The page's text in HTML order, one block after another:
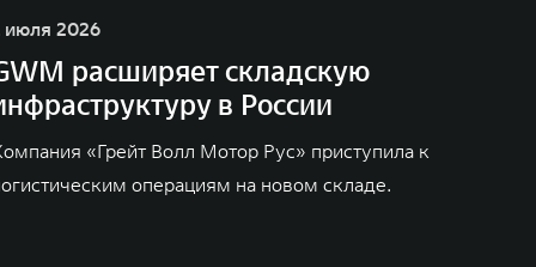
июля 2026
расширяет складскую
в России
«Грейт Волл Мотор Рус» приступила к
операциям на новом складе.